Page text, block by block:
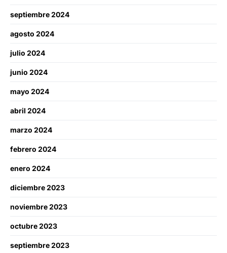
septiembre 2024
agosto 2024
julio 2024
junio 2024
mayo 2024
abril 2024
marzo 2024
febrero 2024
enero 2024
diciembre 2023
noviembre 2023
octubre 2023
septiembre 2023